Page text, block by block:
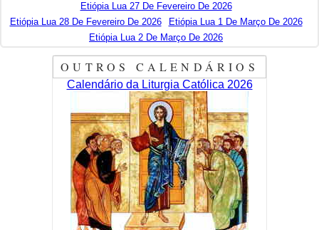
Etiópia Lua 27 De Fevereiro De 2026
Etiópia Lua 28 De Fevereiro De 2026
Etiópia Lua 1 De Março De 2026
Etiópia Lua 2 De Março De 2026
OUTROS CALENDÁRIOS
Calendário da Liturgia Católica 2026